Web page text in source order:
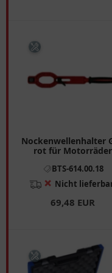
Nockenwellenhalter
rot für Motorräder
BTS-614.00.18
❌ Nicht
69,48 EUR